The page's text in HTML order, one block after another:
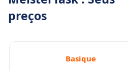
preços
Basique